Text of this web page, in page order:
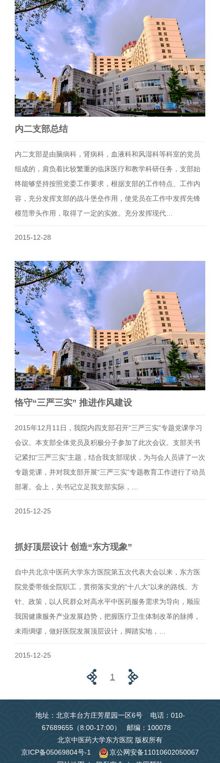
内二支部总结
内二支部是由脑病科，肾病科，血液科和风湿科等科室的党员
组成的，肩负着比较繁重的临床医疗和教学科研任务，支部始
终能够坚持按照党委工作要求，根据支部的工作特点、工作内
容，充分发挥支部的战斗堡垒作用，使党员在工作中发挥先锋
模范带头作用，取得了一定的实效。充分发挥现代…
2015-12-28
恪守“三严三实” 推进作风建设
2015年12月11日，我院内四支部召开“三严三实”专题党课学习
会议。本支部全体党员及积极分子参加了此次会议。支部关书
记紧扣“三严三实”主题，结合我支部现状，为与会人员讲了一次
专题党课，并对我支部开展“三严三实”专题教育工作进行了动员
部署。会上，关书记立足我支部实际，…
2015-12-25
抓好顶层设计 创造“东方现象”
自中共北京中医药大学东方医院第五次代表大会以来，东方医
院党委带领全院职工，贯彻落实党的“十八大”以来的路线、方
针、政策，以人民群众对高水平中医药服务需求为导向，顺应
我国健康服务产业发展趋势，把握医疗卫生体制改革的脉搏，
未雨绸缪，做好医院发展顶层设计，脚踏实地，…
2015-12-25
1
地址：北京丰台方庄芳星园一区6号 电话：010-
67689655（8:00-17:00） 邮编：100078
北京中医药大学东方医院 版权所有
京ICP备05069804号-1
京公网安备11010602050067